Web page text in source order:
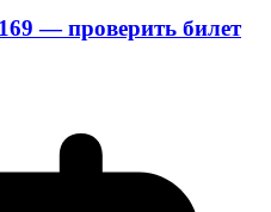
— проверить билет